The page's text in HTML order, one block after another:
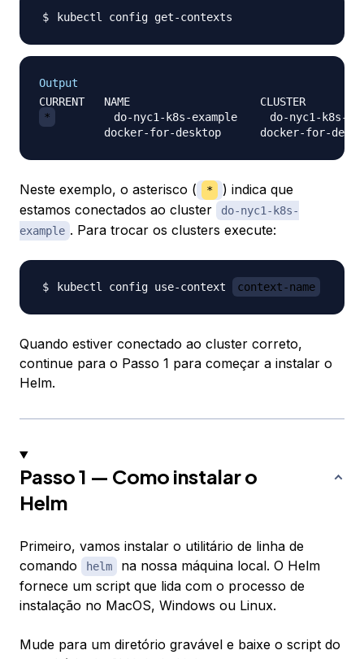
Output
*
do-nyc1-k8s-example     do-nyc1-k8s-
Neste exemplo, o asterisco ( *
) indica que
estamos conectados ao cluster
do-nyc1-k8s-
example . Para trocar os clusters execute:
kubectl config use-context context-name
Quando estiver conectado ao cluster correto,
continue para o Passo 1 para começar a instalar o
Helm.
Passo 1 — Como instalar o
Helm
Primeiro, vamos instalar o utilitário de linha de
comando
helm
na nossa máquina local. O Helm
fornece um script que lida com o processo de
instalação no MacOS, Windows ou Linux.
Mude para um diretório gravável e baixe o script do